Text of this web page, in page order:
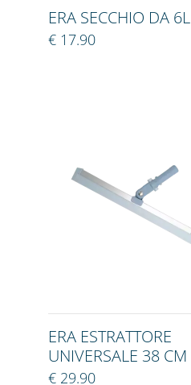
ERA SECCHIO DA 6L
€ 17.90
ERA ESTRATTORE
UNIVERSALE 38 CM
€ 29.90